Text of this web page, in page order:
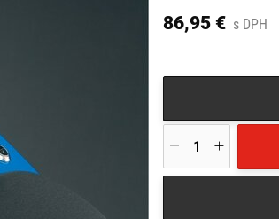
86,95 € s DPH